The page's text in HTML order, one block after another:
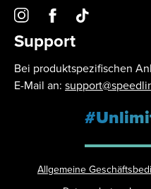
Support
Bei produktspezifischen
E-Mail an:
Allgemeine